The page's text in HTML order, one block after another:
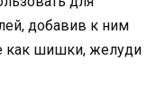
добавив к ним
как шишки, желуди